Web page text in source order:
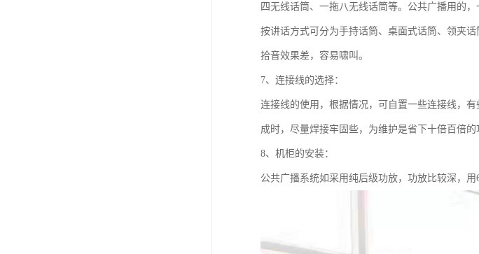
四无线话筒、一拖八无线话筒等。公共广播用的
按讲话方式可分为手持话筒、桌面式话筒、领夹
拾音效果差，容易啸叫。
7、连接线的选择：
连接线的使用，根据情况，可自置一些连接线，
成时，尽量焊接牢固些，为维护是省下十倍百倍的
8、机柜的安装：
公共广播系统如采用纯后级功放，功放比较深，